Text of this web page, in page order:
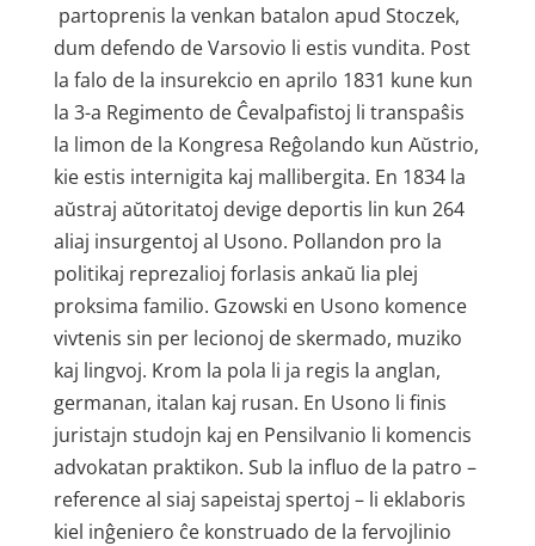
partoprenis la venkan batalon apud Stoczek,
dum defendo de Varsovio li estis vundita. Post
la falo de la insurekcio en aprilo 1831 kune kun
la 3-a Regimento de Ĉevalpafistoj li transpaŝis
la limon de la Kongresa Reĝolando kun Aŭstrio,
kie estis internigita kaj mallibergita. En 1834 la
aŭstraj aŭtoritatoj devige deportis lin kun 264
aliaj insurgentoj al Usono. Pollandon pro la
politikaj reprezalioj forlasis ankaŭ lia plej
proksima familio. Gzowski en Usono komence
vivtenis sin per lecionoj de skermado, muziko
kaj lingvoj. Krom la pola li ja regis la anglan,
germanan, italan kaj rusan. En Usono li finis
juristajn studojn kaj en Pensilvanio li komencis
advokatan praktikon. Sub la influo de la patro –
reference al siaj sapeistaj spertoj – li eklaboris
kiel inĝeniero ĉe konstruado de la fervojlinio